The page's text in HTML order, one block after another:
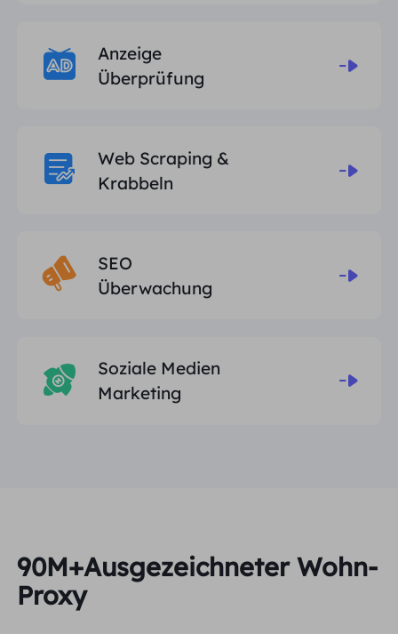
Anzeige
Überprüfung
Web Scraping &
Krabbeln
SEO
Überwachung
Soziale Medien
Marketing
90M+Ausgezeichneter Wohn-
Proxy